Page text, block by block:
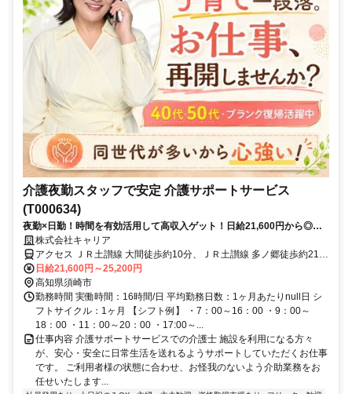
介護夜勤スタッフで安定 介護サポートサービス
(T000634)
夜勤×日勤！時間を有効活用して高収入ゲット！日給21,600円から◎≪
高知県須崎市周辺≫
株式会社キャリア
アクセス ＪＲ土讃線 大間徒歩約10分、ＪＲ土讃線 多ノ郷徒歩約21
分、ＪＲ土讃線 土佐新荘徒歩約23分
日給21,600円～25,200円
高知県須崎市
勤務時間 実働時間：16時間/日 平均勤務日数：1ヶ月あたりnull日 シ
フトサイクル：1ヶ月 【シフト例】 ・7：00～16：00 ・9：00～
18：00 ・11：00～20：00 ・17:00～...
仕事内容 介護サポートサービスでの介護士 施設を利用になる方々
が、安心・安全に日常生活を送れるようサポートしていただくお仕事
です。 ご利用者様の状態に合わせ、お怪我のないよう介助業務をお
任せいたします...